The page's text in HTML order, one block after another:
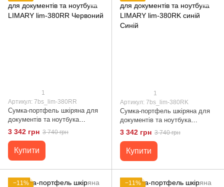
1
Артикул: 7bs_lim-380RR
Сумка-портфель шкіряна для
документів та ноутбука
LIMARY lim-380RR Червоний
3 342 грн 3 740 грн
Купити
1
Артикул: 7bs_lim-380RK
Сумка-портфель шкіряна для
документів та ноутбука
LIMARY lim-380RK синій Синій
3 342 грн 3 740 грн
Купити
−11% −11%